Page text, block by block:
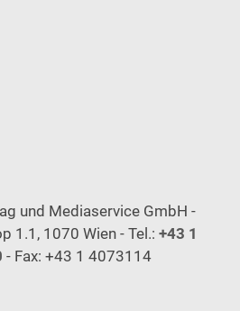
und Mediaservice GmbH -
1.1, 1070 Wien - Tel.: +43 1
- Fax: +43 1 4073114